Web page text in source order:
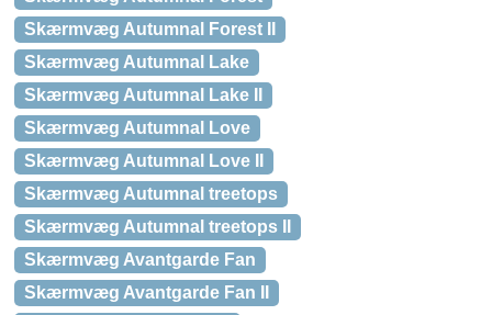
Skærmvæg Autumnal Forest II
Skærmvæg Autumnal Lake
Skærmvæg Autumnal Lake II
Skærmvæg Autumnal Love
Skærmvæg Autumnal Love II
Skærmvæg Autumnal treetops
Skærmvæg Autumnal treetops II
Skærmvæg Avantgarde Fan
Skærmvæg Avantgarde Fan II